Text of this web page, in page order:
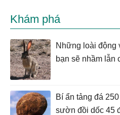
Khám phá
Những loài động
bạn sẽ nhầm lẫn
Bí ẩn tảng đá
sườn đồi dốc 45